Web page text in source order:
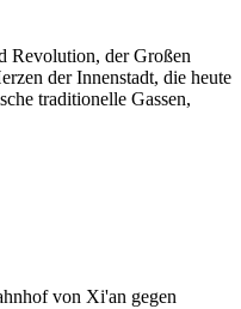
Revolution, der Großen
der Innenstadt, die heute
traditionelle Gassen,
von Xi'an gegen